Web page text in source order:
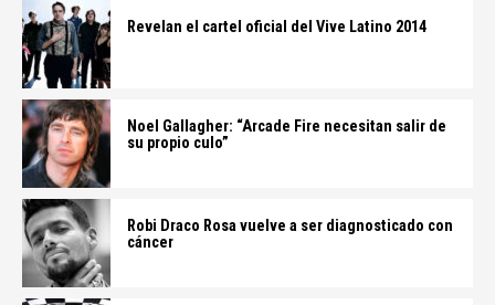
Revelan el cartel oficial del Vive Latino 2014
Noel Gallagher: “Arcade Fire necesitan salir de
su propio culo”
Robi Draco Rosa vuelve a ser diagnosticado con
cáncer